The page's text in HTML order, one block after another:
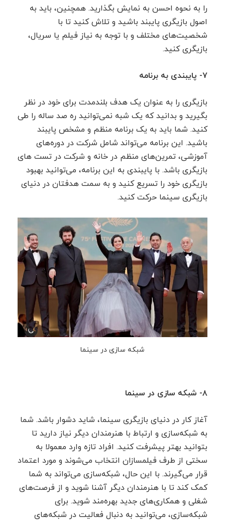
را به نحوه احسن به نمایش بگذارید. همچنین، باید به
اصول بازیگری پایبند باشید و تلاش کنید تا با
شخصیت‌های مختلف و با توجه به نیاز فیلم یا سریال،
بازیگری کنید.
۷- پایبندی به برنامه
بازیگری را به عنوان یک هدف بلندمدت برای خود در نظر
بگیرید و بدانید که یک شبه نمی‌توانید ره صد ساله را طی
کنید. شما باید به یک برنامه منظم و مشخص پایبند
باشید. این برنامه می‌تواند شامل شرکت در دوره‌های
آموزشی، تمرین‌های منظم در خانه و شرکت در تست های
بازیگری باشد. با پایبندی به این برنامه، می‌توانید بهبود
بازیگری خود را تسریع کنید و به سمت هدفتان در دنیای
بازیگری سینما حرکت کنید.
شبکه سازی در سینما
۸- شبکه سازی در سینما
آغاز کار در دنیای بازیگری سینما، شاید دشوار باشد. شما
به شبکه‌سازی و ارتباط با هنرمندان دیگر نیاز دارید تا
بتوانید بهتر پیشرفت کنید. افراد تازه وارد معمولا به
سختی از طرف فیلمسازان انتخاب می‌شوند و مورد اعتماد
قرار می‌گیرند. با این حال، شبکه‌سازی می‌تواند به شما
کمک کند تا با هنرمندان دیگر آشنا شوید و از فرصت‌های
شغلی و همکاری‌های جدید بهره‌مند شوید. برای
شبکه‌سازی، می‌توانید به دنبال فعالیت در شبکه‌های